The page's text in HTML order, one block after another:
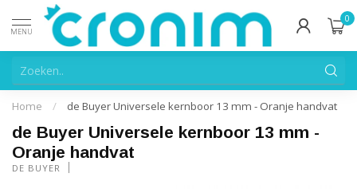
MENU
0
Home / de Buyer Universele kernboor 13 mm - Oranje handvat
de Buyer Universele kernboor 13 mm -
Oranje handvat
DE BUYER